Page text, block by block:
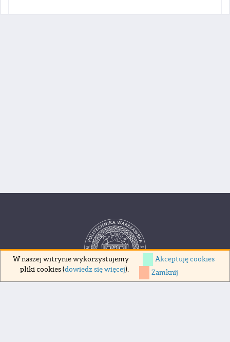
W naszej witrynie wykorzystujemy
pliki cookies (dowiedz się więcej).
Akceptuję cookies
Zamknij